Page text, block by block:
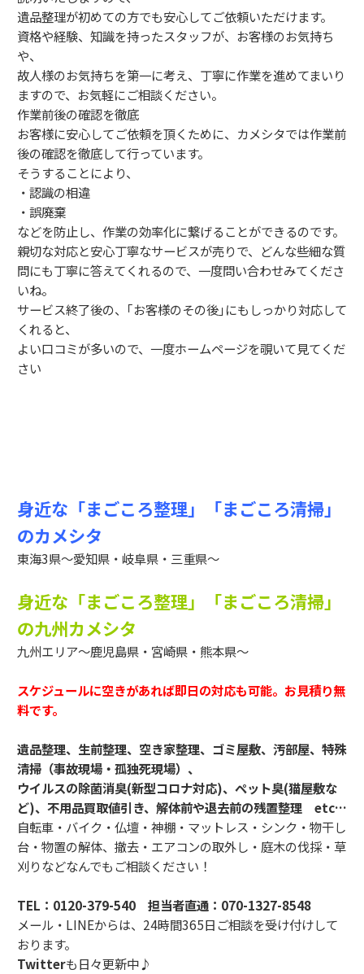
遺品整理が初めての方でも安心してご依頼いただけます。
資格や経験、知識を持ったスタッフが、お客様のお気持ち
や、
故人様のお気持ちを第一に考え、丁寧に作業を進めてまいり
ますので、お気軽にご相談ください。
作業前後の確認を徹底
お客様に安心してご依頼を頂くために、カメシタでは作業前
後の確認を徹底して行っています。
そうすることにより、
・認識の相違
・誤廃棄
などを防止し、作業の効率化に繋げることができるのです。
親切な対応と安心丁寧なサービスが売りで、どんな些細な質
問にも丁寧に答えてくれるので、一度問い合わせみてくださ
いね。
サービス終了後の、｢お客様のその後｣にもしっかり対応して
くれると、
よい口コミが多いので、一度ホームページを覗いて見てくだ
さい
身近な「まごころ整理」「まごころ清掃」
のカメシタ
東海3県～愛知県・岐阜県・三重県～
身近な「まごころ整理」「まごころ清掃」
の九州カメシタ
九州エリア～鹿児島県・宮崎県・熊本県～
スケジュールに空きがあれば即日の対応も可能。お見積り無
料です。
遺品整理、生前整理、空き家整理、ゴミ屋敷、汚部屋、特殊
清掃（事故現場・孤独死現場）、
ウイルスの除菌消臭(新型コロナ対応)、ペット臭(猫屋敷な
ど)、不用品買取値引き、解体前や退去前の残置整理 etc…
自転車・バイク・仏壇・神棚・マットレス・シンク・物干し
台・物置の解体、撤去・エアコンの取外し・庭木の伐採・草
刈りなどなんでもご相談ください！
TEL： 0120-379-540 担当者直通： 070-1327-8548
メール・LINEからは、24時間365日ご相談を受け付けして
おります。
Twitterも日々更新中♪